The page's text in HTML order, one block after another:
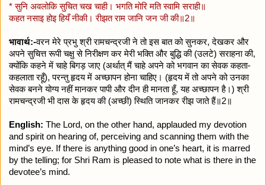
* सुनि अवलोकि सुचित चख चाही। भगति मोरि मति स्वामि सराही॥
कहत नसाइ होइ हियँ नीकी। रीझत राम जानि जन जी की॥2॥
भावार्थ:-वरन मेरे प्रभु श्री रामचन्द्रजी ने तो इस बात को सुनकर, देखकर और
अपने सुचित्त रूपी चक्षु से निरीक्षण कर मेरी भक्ति और बुद्धि की (उलटे) सराहना की,
क्योंकि कहने में चाहे बिगड़ जाए (अर्थात्‌ मैं चाहे अपने को भगवान का सेवक कहता-
कहलाता रहूँ), परन्तु हृदय में अच्छापन होना चाहिए। (हृदय में तो अपने को उनका
सेवक बनने योग्य नहीं मानकर पापी और दीन ही मानता हूँ, यह अच्छापन है।) श्री
रामचन्द्रजी भी दास के हृदय की (अच्छी) स्थिति जानकर रीझ जाते हैं॥2॥
English: The Lord, on the other hand, applauded my devotion
and spirit on hearing of, perceiving and scanning them with the
mind’s eye. If there is anything good in one’s heart, it is marred
by the telling; for Shri Ram is pleased to note what is there in the
devotee’s mind.